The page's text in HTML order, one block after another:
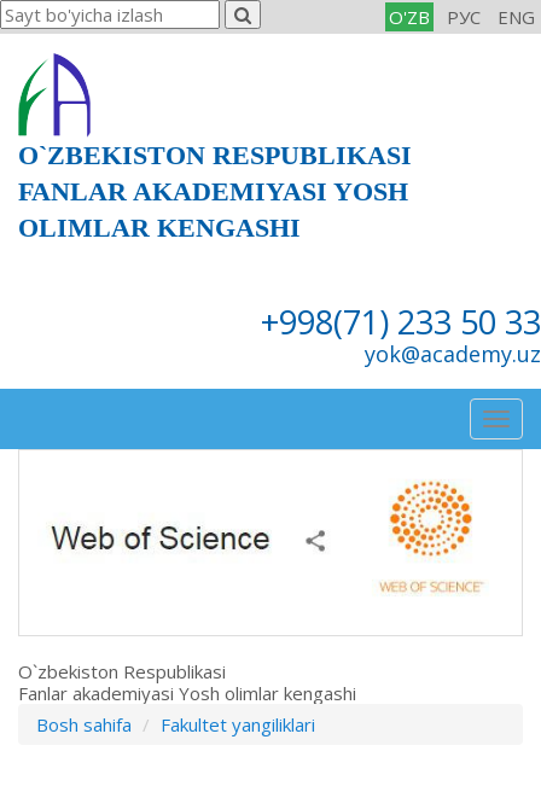
O'ZB РУС ENG
O`ZBEKISTON RESPUBLIKASI
FANLAR AKADEMIYASI YOSH
OLIMLAR KENGASHI
+998(71) 233 50 33
yok@academy.uz
O`zbekiston Respublikasi
Fanlar akademiyasi Yosh olimlar kengashi
Bosh sahifa
Fakultet yangiliklari